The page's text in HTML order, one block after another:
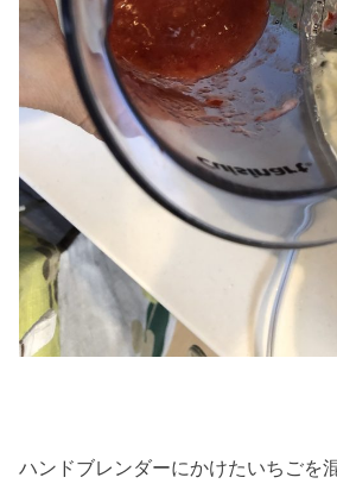
ハンドブレンダーにかけたいちごを